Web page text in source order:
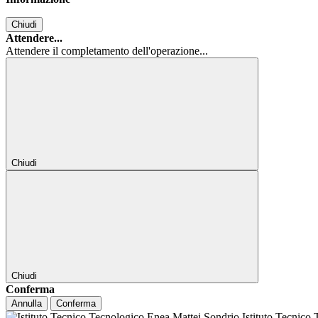
Chiudi
Attendere...
Attendere il completamento dell'operazione...
Chiudi
Chiudi
Conferma
Annulla Conferma